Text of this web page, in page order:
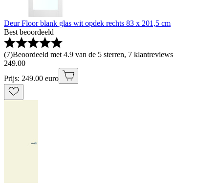
Deur Floor blank glas wit opdek rechts 83 x 201,5 cm
Best beoordeeld
(7)Beoordeeld met 4.9 van de 5 sterren, 7 klantreviews
249.00
Prijs: 249.00 euro